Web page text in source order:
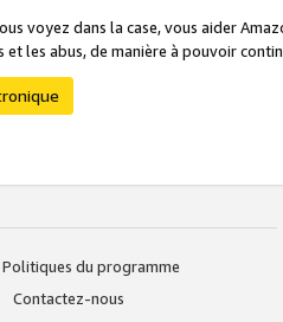
voyez dans la case, vous aider
les abus, de manière à pouvoir
Politiques du programme
Contactez-nous